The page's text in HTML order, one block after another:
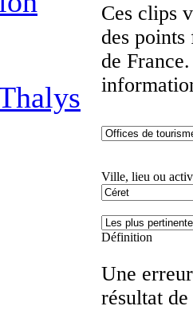
Ces clips
des
de
Ville, lieu ou
Définition
Une
résultat